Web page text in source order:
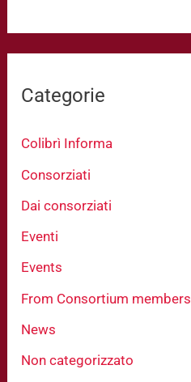
Categorie
Colibrì Informa
Consorziati
Dai consorziati
Eventi
Events
From Consortium members
News
Non categorizzato